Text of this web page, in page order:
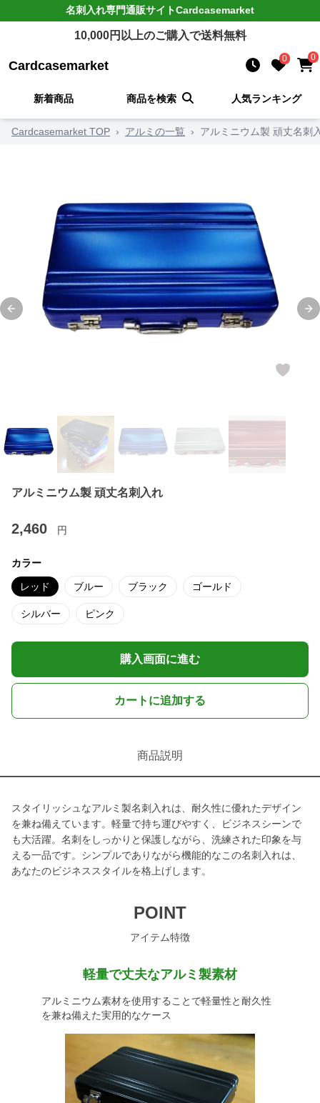
名刺入れ専門通販サイトCardcasemarket
10,000円以上のご購入で送料無料
Cardcasemarket 0 0
新着商品 商品を検索 人気ランキング
Cardcasemarket TOP › アルミの一覧 › アルミニウム製 頑丈名刺
Previous slide
アルミニウム製 頑丈名刺入れ
2,460 円
カラー
レッド ブルー ブラック ゴールド
シルバー ピンク
購入画面に進む
カートに追加する
商品説明
スタイリッシュなアルミ製名刺入れは、耐久性に優れたデザイン
を兼ね備えています。軽量で持ち運びやすく、ビジネスシーンで
も大活躍。名刺をしっかりと保護しながら、洗練された印象を与
える一品です。シンプルでありながら機能的なこの名刺入れは、
あなたのビジネススタイルを格上げします。
POINT
アイテム特徴
軽量で丈夫なアルミ製素材
アルミニウム素材を使用することで軽量性と耐久性
を兼ね備えた実用的なケース